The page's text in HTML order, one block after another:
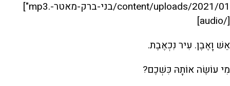
content/uploads/2021/01/בני-ברק-מאטר-.mp3"]
[/audio]
אֵשׁ וָאֶבֶן. עִיר נִכְאֶבֶת.
מִי עוֹשֶׂה אוֹתָהּ כִּשְׁכֶם?